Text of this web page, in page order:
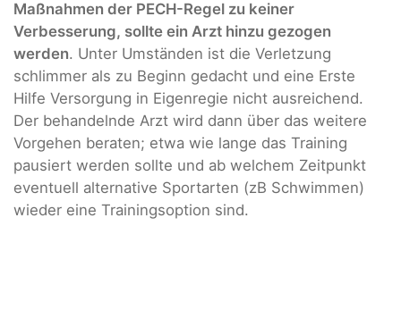
Maßnahmen der PECH-Regel zu keiner
Verbesserung, sollte ein Arzt hinzu gezogen
werden. Unter Umständen ist die Verletzung
schlimmer als zu Beginn gedacht und eine Erste
Hilfe Versorgung in Eigenregie nicht ausreichend.
Der behandelnde Arzt wird dann über das weitere
Vorgehen beraten; etwa wie lange das Training
pausiert werden sollte und ab welchem Zeitpunkt
eventuell alternative Sportarten (zB Schwimmen)
wieder eine Trainingsoption sind.